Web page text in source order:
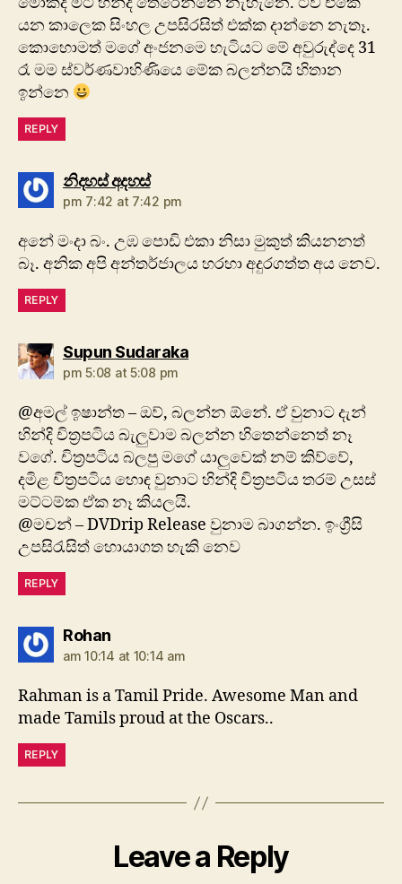
යන කාලෙක සිංහල උපසිරසිත් එක්ක දාන්නෙ නැතෑ.
කොහොමත් මගේ අංජනමෙ හැටියට මේ අවුරුද්දෙ 31
රෑ මම ස්වර්ණවාහිණියෙ මේක බලන්නයි හිතාන
ඉන්නෙ
REPLY
නිදහස් අදහස්says:
pm 7:42 at 7:42 pm
අනේ මංදා බං. උඹ පොඩි එකා නිසා මුකුත් කියනනත්
බෑ. අනික අපි අන්තර්ජාලය හරහා අදුරගත්ත අය නෙව.
REPLY
Supun Sudarakasays:
pm 5:08 at 5:08 pm
@අමල් ඉෂාන්ත – ඔව්, බලන්න ඕනේ. ඒ වුනාට දැන්
හින්දි චිත්‍රපටිය බැලුවාම බලන්න හිතෙන්නෙත් නෑ
වගේ. චිත්‍රපටිය බලපු මගේ යාලුවෙක් නම් කිව්වේ,
දමිළ චිත්‍රපටිය හොඳ වුනාට හින්දි චිත්‍රපටිය තරම් උසස්
මට්ටම්‍ක ඒක නෑ කියලයි.
@මචන් – DVDrip Release වුනාම බාගන්න. ඉංග්‍රීසි
උපසිරැසිත් හොයාගත හැකි නෙව
REPLY
Rohansays:
am 10:14 at 10:14 am
Rahman is a Tamil Pride. Awesome Man and
made Tamils proud at the Oscars..
REPLY
Leave a Reply